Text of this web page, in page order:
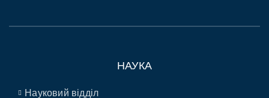
НАУКА
Науковий відділ